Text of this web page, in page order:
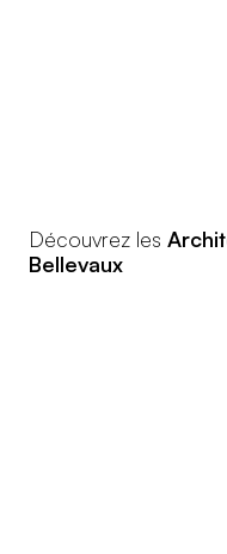
Découvrez les
Bellevaux